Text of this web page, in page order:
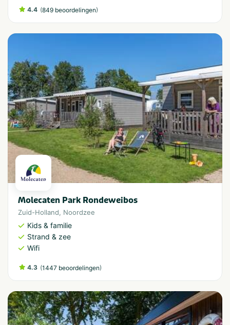
4.4 (849 beoordelingen)
Molecaten Park Rondeweibos
Zuid-Holland, Noordzee
Kids & familie
Strand & zee
Wifi
4.3 (1447 beoordelingen)